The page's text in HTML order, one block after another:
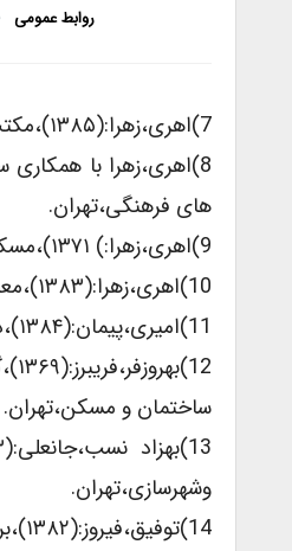
روابط عمومی
7)اهری،زهرا:(۱۳۸۵)،مکتب اصفهان در شهرسازی.دستورزبان طراحی شالوده شهری،فرهنگستان هنر،تهران.
های فرهنگی،تهران.
9)اهری،زهرا:) ۱۳۷۱)،مسکن و جمعیت در شهرک های حاشیه ای تهران،مجله محیط شناسی،شماره ۱۶.
10)اهری،زهرا:(۱۳۸۳)،معنا در معماری غرب،رویکردی پدیدارشناسانه در بررسی تاریخ معماری،مجله خیال،شماره ۱۰.
11)امیری،پیمان:(۱۳۸۴)،در جست و جوی هویت شهری اردبیل،وزارت مسکن وشهرسازی،تهران.
ساختمان و مسکن،تهران.
وشهرسازی،تهران.